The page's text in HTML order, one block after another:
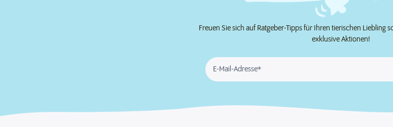
Freuen Sie sich auf Ratgeber-Tipps für Ihren tierischen Liebling
exklusive Aktionen!
E-Mail-Adresse*